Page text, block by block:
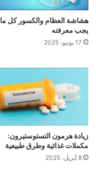
هشاشة العظام والكسور كل ما
يجب معرفته
17 يونيو، 2025
زيادة هرمون التستوستيرون:
مكملات غذائية وطرق طبيعية
8 أبريل، 2025